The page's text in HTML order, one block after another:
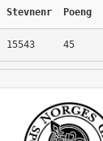
Stevnenr Poeng
15543 45